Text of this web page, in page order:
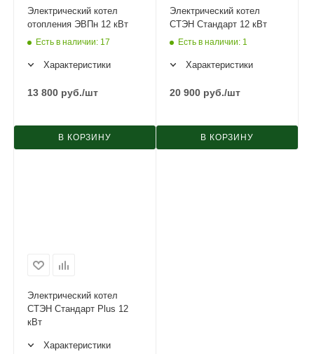
Электрический котел
отопления ЭВПн 12 кВт
Есть в наличии: 17
Характеристики
13 800 руб./шт
В КОРЗИНУ
Электрический котел
СТЭН Стандарт 12 кВт
Есть в наличии: 1
Характеристики
20 900 руб./шт
В КОРЗИНУ
Электрический котел
СТЭН Стандарт Plus 12
кВт
Характеристики